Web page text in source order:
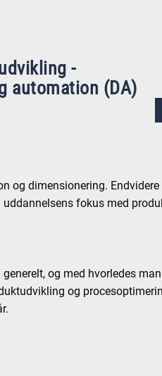
-
automation (DA)
og dimensionering.
fokus med
og med hvorledes
og